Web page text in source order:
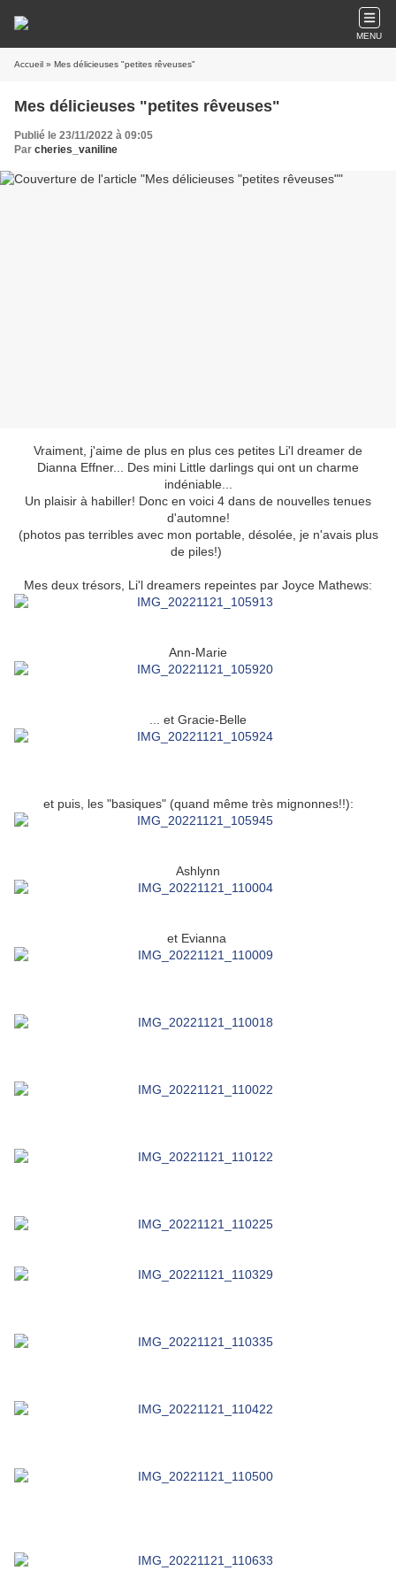
MENU
Accueil » Mes délicieuses "petites rêveuses"
Mes délicieuses "petites rêveuses"
Publié le 23/11/2022 à 09:05
Par cheries_vaniline
Vraiment, j'aime de plus en plus ces petites Li'l dreamer de
Dianna Effner... Des mini Little darlings qui ont un charme
indéniable...
Un plaisir à habiller! Donc en voici 4 dans de nouvelles tenues
d'automne!
(photos pas terribles avec mon portable, désolée, je n'avais plus
de piles!)
Mes deux trésors, Li'l dreamers repeintes par Joyce Mathews:
Ann-Marie
... et Gracie-Belle
et puis, les "basiques" (quand même très mignonnes!!):
Ashlynn
et Evianna